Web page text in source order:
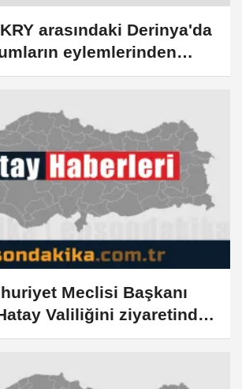
arasındaki Derinya'da
eylemlerinden
Meclisi Başkanı
Valiliğini ziyaretinde